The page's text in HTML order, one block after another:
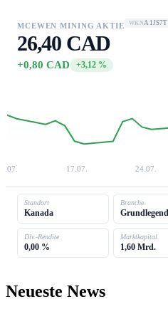
MCEWEN MINING AKTIE WKNA1JS7T
26,40 CAD
+0,80 CAD +3,12 %
17.07. 24.07.
Standort
Kanada
Branche
Div.-Rendite
0,00 %
Marktkapital.
1,60 Mrd.
Neueste News